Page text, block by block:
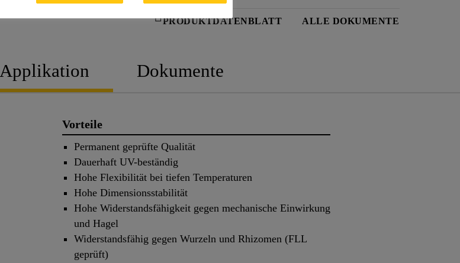
PRODUKTDATENBLATT ALLE DOKUMENTE
Applikation Dokumente
Vorteile
Permanent geprüfte Qualität
Dauerhaft UV-beständig
Hohe Flexibilität bei tiefen Temperaturen
Hohe Dimensionsstabilität
Hohe Widerstandsfähigkeit gegen mechanische Einwirkung
und Hagel
Widerstandsfähig gegen Wurzeln und Rhizomen (FLL
geprüft)